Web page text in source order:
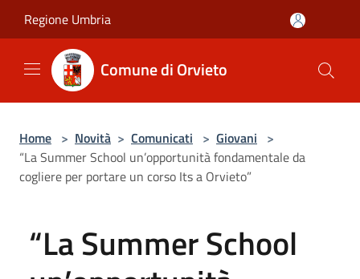
Regione Umbria
Comune di Orvieto
Home > Novità > Comunicati > Giovani >
“La Summer School un’opportunità fondamentale da
cogliere per portare un corso Its a Orvieto”
“La Summer School